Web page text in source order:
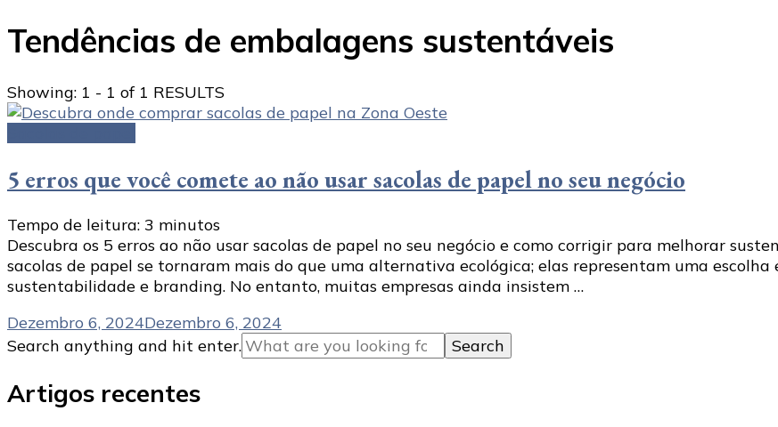
Tendências de embalagens sustentáveis
Showing: 1 - 1 of 1 RESULTS
5 erros que você comete ao não usar sacolas de papel no seu negócio
Tempo de leitura: 3 minutos
Descubra os 5 erros ao não usar sacolas de papel no seu negócio e como corrigir para melhorar
sacolas de papel se tornaram mais do que uma alternativa ecológica; elas representam uma
sustentabilidade e branding. No entanto, muitas empresas ainda insistem …
Dezembro 6, 2024Dezembro 6, 2024
Looking
Something?
Search anything and hit enter.
Artigos recentes